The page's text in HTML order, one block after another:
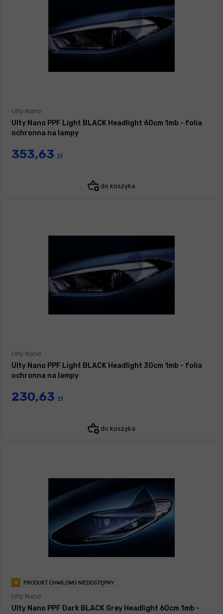
Ulty Nano
Ulty Nano PPF Light BLACK Headlight 60cm 1mb - folia
ochronna na lampy
353,63 zł
do koszyka
Ulty Nano
Ulty Nano PPF Light BLACK Headlight 30cm 1mb - folia
ochronna na lampy
230,63 zł
do koszyka
Ulty Nano
Ulty Nano PPF Dark BLACK Grey Headlight 60cm 1mb -